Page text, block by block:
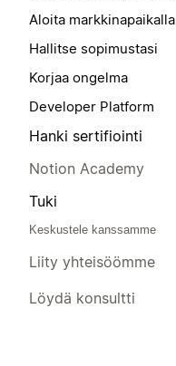
Aloita markkinapaikalla
Hallitse sopimustasi
Korjaa ongelma
Developer Platform
Hanki sertifiointi
Notion Academy
Tuki
Keskustele kanssamme
Liity yhteisöömme
Löydä konsultti